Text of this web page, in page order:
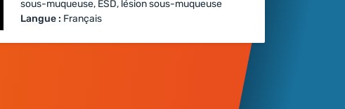
sous-muqueuse, ESD, lésion sous-muqueuse
Langue : Français